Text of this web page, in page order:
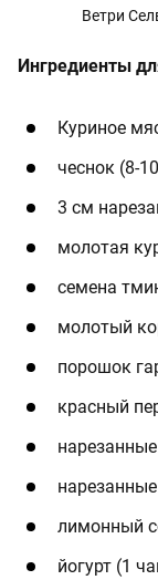
Ветри
Ингредиенты
Куриное
чеснок (8-
3 см
молотая
семена
молотый
порошок
красный
лимонный
йогурт (1